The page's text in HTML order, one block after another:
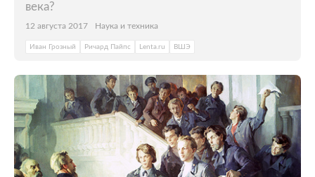
века?
12 августа 2017 Наука и техника
Иван Грозный Ричард Пайпс Lenta.ru ВШЭ